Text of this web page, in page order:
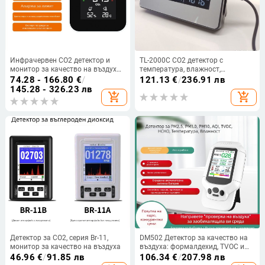
Инфрачервен CO2 детектор и
монитор за качество на въздуха
в помещението — три в едно
измерване на температура и
влажност
74.28 - 166.80 €/
145.28 - 326.23 лв
add_shopping_cart
TL-2000C CO2 детектор с
температура, влажност,
атмосферно налягане и
регистратор на данни (0–9999
121.13 €/236.91 лв
add_shopping_cart
Детектор за CO2, серия Br-11,
монитор за качество на въздуха
46.96 €/91.85 лв
DM502 Детектор за качество на
въздуха: формалдехид, TVOC и
PM2.5
106.34 €/207.98 лв